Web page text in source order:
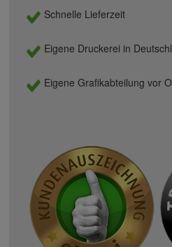
Schnelle Lieferzeit
Eigene Druckerei in
Eigene Grafikabteilung vor